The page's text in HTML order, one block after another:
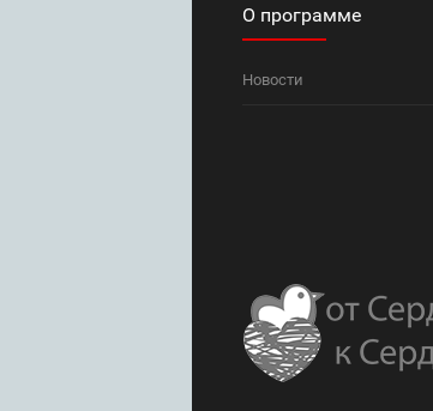
О программе
Новости